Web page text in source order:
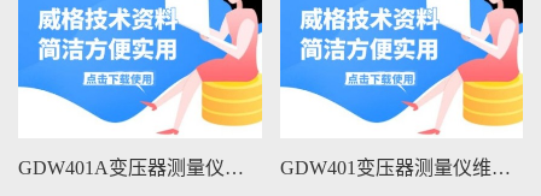
GDW401A变压器测量仪维修手册下载 GDW401变压器测量仪维修手册下载